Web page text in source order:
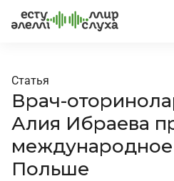
Статья
Врач-
Алия Ибраева
Польше